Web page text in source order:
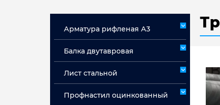
Арматура рифленая А3
Арматура мерная А3
Балка двутавровая
Лист стальной
Профнастил оцинкованный